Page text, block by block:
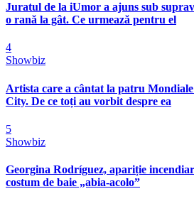
Juratul de la iUmor a ajuns sub
o rană la gât. Ce urmează pentru el
4
Showbiz
Artista care a cântat la patru
City. De ce toți au vorbit despre ea
5
Showbiz
Georgina Rodríguez, apariție
costum de baie „abia-acolo”